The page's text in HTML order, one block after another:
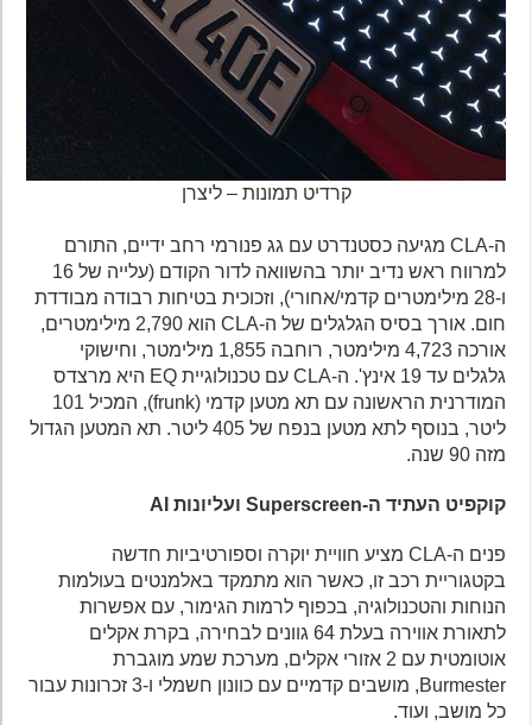
קרדיט תמונות – ליצרן
ה-CLA מגיעה כסטנדרט עם גג פנורמי רחב ידיים, התורם
למרווח ראש נדיב יותר בהשוואה לדור הקודם (עלייה של 16
ו-28 מילימטרים קדמי/אחורי), וזכוכית בטיחות רבודה מבודדת
חום. אורך בסיס הגלגלים של ה-CLA הוא 2,790 מילימטרים,
אורכה 4,723 מילימטר, רוחבה 1,855 מילימטר, וחישוקי
גלגלים עד 19 אינץ'. ה-CLA עם טכנולוגיית EQ היא מרצדס
המודרנית הראשונה עם תא מטען קדמי (frunk), המכיל 101
ליטר, בנוסף לתא מטען בנפח של 405 ליטר. תא המטען הגדול
מזה 90 שנה.
קוקפיט העתיד ה-Superscreen ועליונות AI
פנים ה-CLA מציע חוויית יוקרה וספורטיביות חדשה
בקטגוריית רכב זו, כאשר הוא מתמקד באלמנטים בעולמות
הנוחות והטכנולוגיה, בכפוף לרמות הגימור, עם אפשרות
לתאורת אווירה בעלת 64 גוונים לבחירה, בקרת אקלים
אוטומטית עם 2 אזורי אקלים, מערכת שמע מוגברת
Burmester, מושבים קדמיים עם כוונון חשמלי ו-3 זכרונות עבור
כל מושב, ועוד.